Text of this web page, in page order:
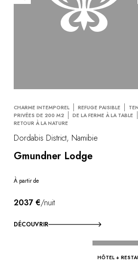
CHARME INTEMPOREL REFUGE PAISIBLE
PRIVÉES DE 200 M2
DE LA FERME À LA TABLE
RETOUR À LA NATURE
Dordabis District, Namibie
Gmundner Lodge
À partir de
2037 €/nuit
DÉCOUVRIR
HÔTEL +